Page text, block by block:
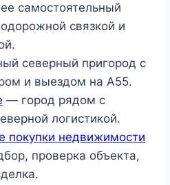
самостоятельный
связкой и
северный пригород с
и выездом на A55.
— город рядом с
логистикой.
покупки недвижимости
проверка объекта,